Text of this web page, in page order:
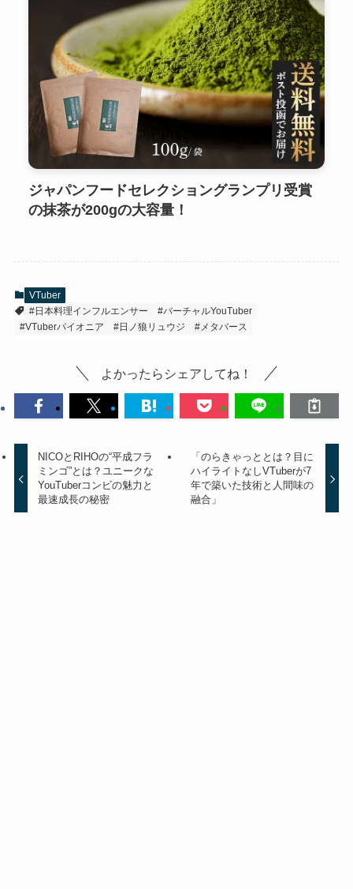
ジャパンフードセレクショングランプリ受賞
の抹茶が200gの大容量！
VTuber
#日本料理インフルエンサー
#バーチャルYouTuber
#VTuberパイオニア
#日ノ狼リュウジ #メタバース
よかったらシェアしてね！
NICOとRIHOの“平成フラ
ミンゴ”とは？ユニークな
YouTuberコンビの魅力と
最速成長の秘密
「のらきゃっととは？目に
ハイライトなしVTuberが7
年で築いた技術と人間味の
融合」